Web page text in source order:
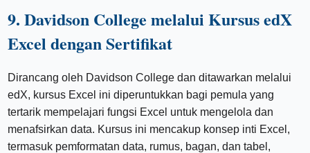
9. Davidson College melalui Kursus edX
Excel dengan Sertifikat
Dirancang oleh Davidson College dan ditawarkan melalui
edX, kursus Excel ini diperuntukkan bagi pemula yang
tertarik mempelajari fungsi Excel untuk mengelola dan
menafsirkan data. Kursus ini mencakup konsep inti Excel,
termasuk pemformatan data, rumus, bagan, dan tabel,